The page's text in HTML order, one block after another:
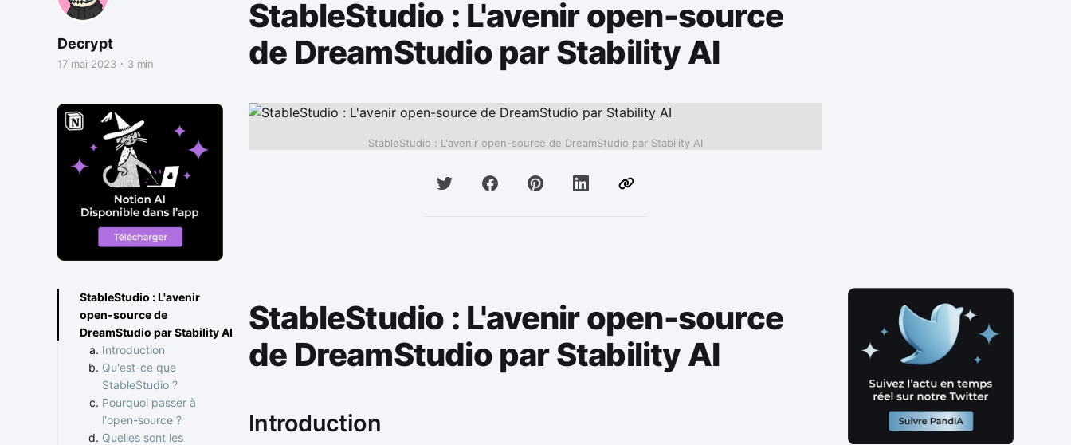
StableStudio : L'avenir open-source
de DreamStudio par Stability AI
Decrypt
17 mai 2023 3 min
StableStudio : L'avenir open-source de DreamStudio par Stability AI
StableStudio : L'avenir
open-source de
DreamStudio par Stability AI
Introduction
Qu'est-ce que
StableStudio ?
Pourquoi passer à
l'open-source ?
Quelles sont les
StableStudio : L'avenir open-source
de DreamStudio par Stability AI
Introduction